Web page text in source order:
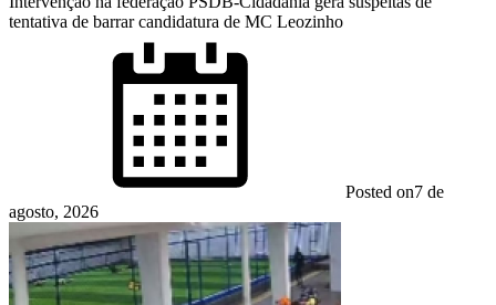
tentativa de barrar candidatura de MC Leozinho
Posted on7 de
agosto, 2026